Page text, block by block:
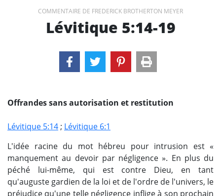
COMMENTAIRE DE FREDERICK BROTHERTON MEYER
Lévitique 5:14-19
Offrandes sans autorisation et restitution
Lévitique 5:14 ; Lévitique 6:1
L'idée racine du mot hébreu pour intrusion est «
manquement au devoir par négligence ». En plus du
péché lui-même, qui est contre Dieu, en tant
qu'auguste gardien de la loi et de l'ordre de l'univers, le
préjudice qu'une telle négligence inflige à son prochain